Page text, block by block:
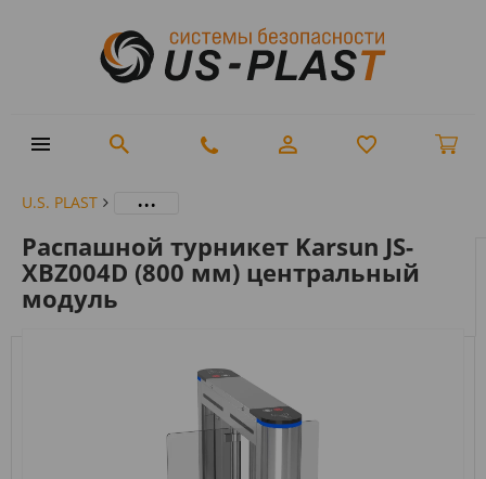
U.S. PLAST ...
Распашной турникет Karsun JS-
XBZ004D (800 мм) центральный
модуль